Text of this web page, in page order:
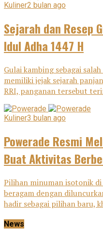
Kuliner2 bulan ago
Sejarah dan Resep
Idul Adha 1447 H
Gulai kambing sebagai
memiliki jejak sejarah
RRI, panganan tersebut
Kuliner3 bulan ago
Powerade Resmi
Buat Aktivitas
Pilihan minuman isotonik
beragam dengan
hadir sebagai pilihan baru,
News